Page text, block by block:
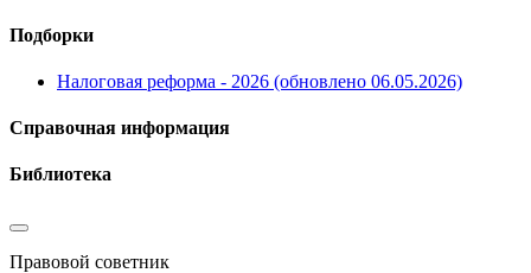
Подборки
Налоговая реформа - 2026 (обновлено 06.05.2026)
Справочная информация
Библиотека
Правовой советник